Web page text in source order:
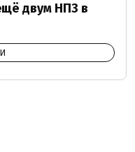
двум НПЗ в